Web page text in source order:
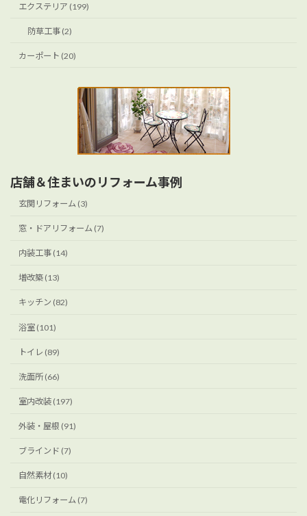
エクステリア (199)
防草工事 (2)
カーポート (20)
店舗＆住まいのリフォーム事例
玄関リフォーム (3)
窓・ドアリフォーム (7)
内装工事 (14)
増改築 (13)
キッチン (82)
浴室 (101)
トイレ (89)
洗面所 (66)
室内改装 (197)
外装・屋根 (91)
ブラインド (7)
自然素材 (10)
電化リフォーム (7)